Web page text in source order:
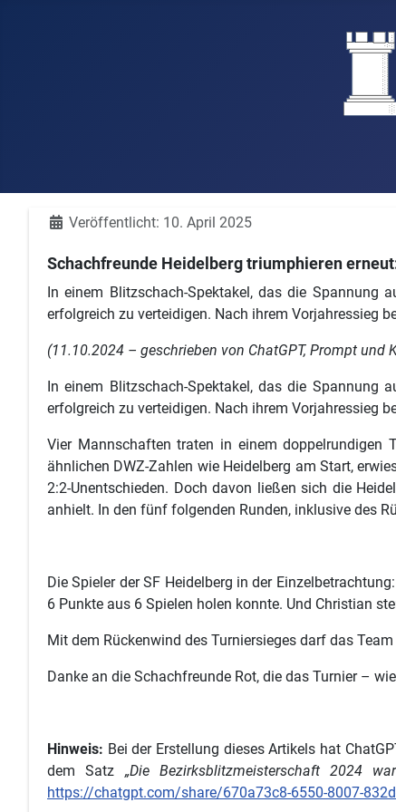
DetailsVeröffentlicht: 10. April 2025
Schachfreunde Heidelberg triumphieren
In einem Blitzschach-Spektakel, das die Spannung
erfolgreich zu verteidigen. Nach ihrem Vorjahressieg
(11.10.2024 – geschrieben von ChatGPT, Prompt und
In einem Blitzschach-Spektakel, das die Spannung
erfolgreich zu verteidigen. Nach ihrem Vorjahressieg
Vier Mannschaften traten in einem doppelrundigen
ähnlichen DWZ-Zahlen wie Heidelberg am Start,
2:2-Unentschieden. Doch davon ließen sich die
anhielt. In den fünf folgenden Runden, inklusive des
Die Spieler der SF Heidelberg in der
6 Punkte aus 6 Spielen holen konnte. Und Christian
Mit dem Rückenwind des Turniersieges darf das
Danke an die Schachfreunde Rot, die das Turnier –
Hinweis: Bei der Erstellung dieses Artikels hat
dem Satz „Die Bezirksblitzmeisterschaft 2024
https://chatgpt.com/share/670a73c8-6550-8007-